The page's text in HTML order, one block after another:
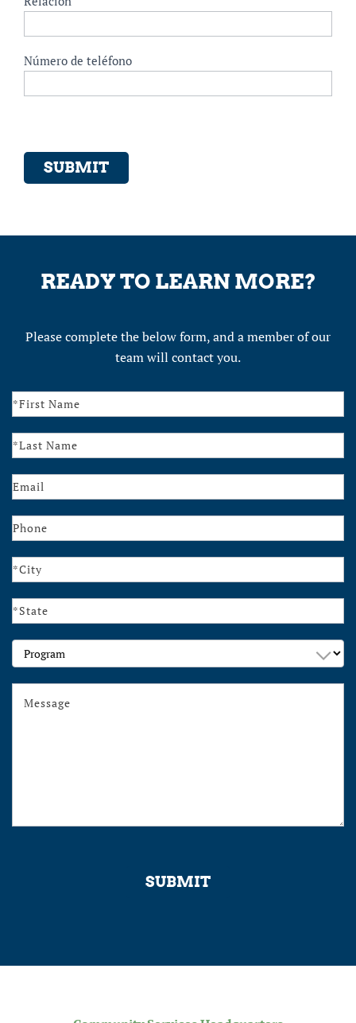
Número de teléfono
SUBMIT
READY TO LEARN MORE?
Please complete the below form, and a member of our
team will contact you.
Contact
Us
SUBMIT